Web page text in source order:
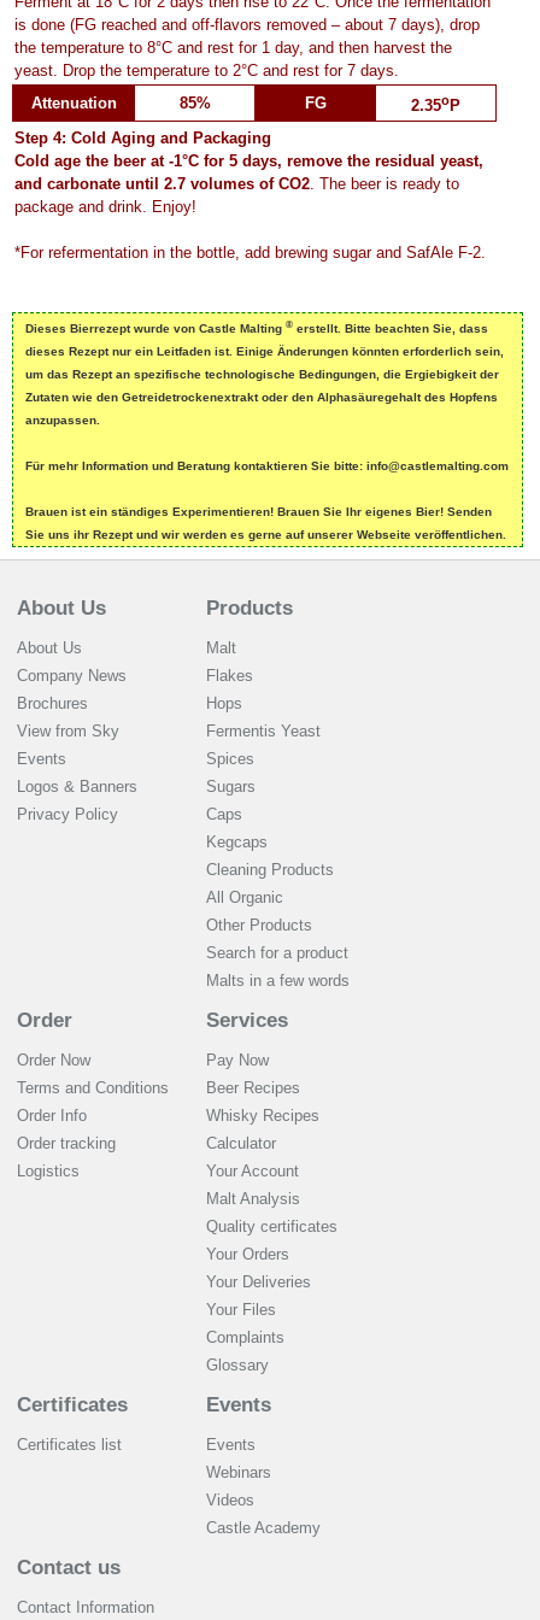
is done (FG reached and off-flavors removed – about 7 days), drop
the temperature to 8°C and rest for 1 day, and then harvest the
yeast. Drop the temperature to 2°C and rest for 7 days.
Attenuation
85% FG 2.35oP
Step 4: Cold Aging and Packaging
Cold age the beer at -1°C for 5 days, remove the residual yeast,
and carbonate until 2.7 volumes of CO2 . The beer is ready to
package and drink. Enjoy!
*For refermentation in the bottle, add brewing sugar and SafAle F-2.
Dieses Bierrezept wurde von Castle Malting ® erstellt. Bitte beachten Sie, dass
dieses Rezept nur ein Leitfaden ist. Einige Änderungen könnten erforderlich sein,
um das Rezept an spezifische technologische Bedingungen, die Ergiebigkeit der
Zutaten wie den Getreidetrockenextrakt oder den Alphasäuregehalt des Hopfens
anzupassen.
Für mehr Information und Beratung kontaktieren Sie bitte: info@castlemalting.com
Brauen ist ein ständiges Experimentieren! Brauen Sie Ihr eigenes Bier! Senden
Sie uns ihr Rezept und wir werden es gerne auf unserer Webseite veröffentlichen.
About Us
About Us
Company News
Brochures
View from Sky
Events
Logos & Banners
Privacy Policy
Products
Malt
Flakes
Hops
Fermentis Yeast
Spices
Sugars
Caps
Kegcaps
Cleaning Products
All Organic
Other Products
Search for a product
Malts in a few words
Order
Order Now
Terms and Conditions
Order Info
Order tracking
Logistics
Services
Pay Now
Beer Recipes
Whisky Recipes
Calculator
Your Account
Malt Analysis
Quality certificates
Your Orders
Your Deliveries
Your Files
Complaints
Glossary
Certificates
Certificates list
Events
Events
Webinars
Videos
Castle Academy
Contact us
Contact Information